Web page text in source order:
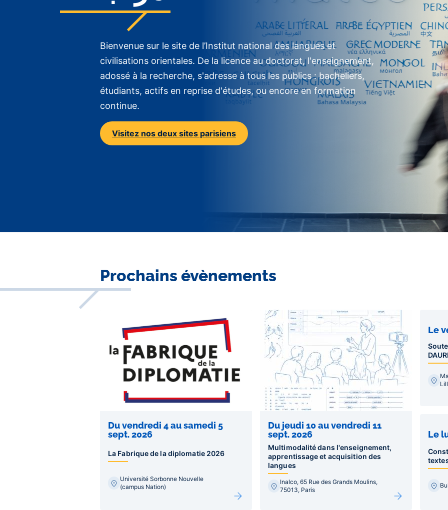
Bienvenue sur le site de l’Institut national des langues et
civilisations orientales. De la licence au doctorat, l'enseignement,
adossé à la recherche, s'adresse à tous les publics : bacheliers,
étudiants, actifs en reprise d'études, ou encore en formation
continue.
Visitez nos deux sites parisiens
Contenu
central
Prochains évènements
Du vendredi 4 au samedi 5
sept. 2026
La Fabrique de la diplomatie 2026
Université Sorbonne Nouvelle
(campus Nation)
Du jeudi 10 au vendredi 11
sept. 2026
Multimodalité dans l'enseignement,
apprentissage et acquisition des
langues
Inalco, 65 Rue des Grands Moulins,
75013, Paris
Le
Le